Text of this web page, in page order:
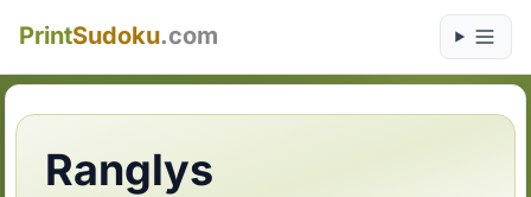
PrintSudoku.com
Ranglys